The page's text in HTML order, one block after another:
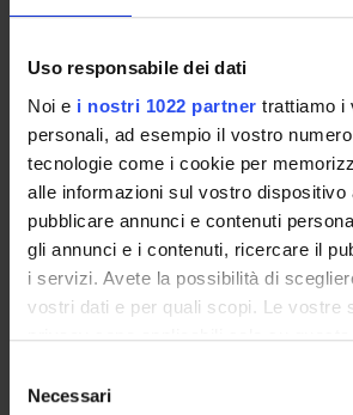
Uso responsabile dei dati
Noi e i nostri 1022 partner trattiamo i
personali, ad esempio il vostro
tecnologie come i cookie per
alle informazioni sul vostro dispositivo
pubblicare annunci e contenuti
gli annunci e i contenuti, ricercare il
i servizi. Avete la possibilità di
vostri dati e per quali scopi. Le vostre
privacy sono applicabili solo su
modificare o revocare il proprio
delNecessari
depositato il:
ultima modifica:
1 novembre 2022
Citazione bibliografica:
La ricerca per i bambini, a cura di
, Mondadori Università,2009